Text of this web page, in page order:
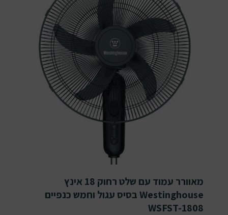
מאוורר עמוד עם שלט רחוק 18 אינץ
Westinghouse בסיס עגול וחמש כנפיים
WSFST-1808